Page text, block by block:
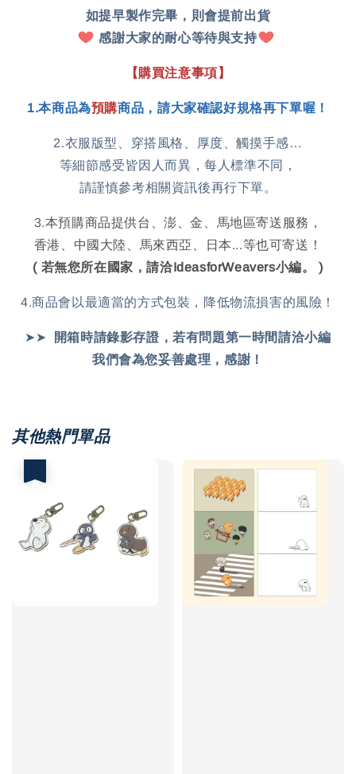
如提早製作完畢，則會提前出貨
感謝大家的耐心等待與支持
【購買注意事項】
1.本商品為預購商品 ， 請大家確認好規格再下單喔！
2.衣服版型、穿搭風格、厚度、觸摸手感…
等細節感受皆因人而異，每人標準不同，
請謹慎參考相關資訊後再行下單。
3.本預購商品提供台、澎、金、馬地區寄送服務，
香港、中國大陸、馬來西亞、日本...等也可寄送！
( 若無您所在國家，請洽IdeasforWeavers小編。 )
4.商品會以最適當的方式包裝，降低物流損害的風險！
➤➤ 開箱時請錄影存證，若有問題第一時間請洽小編
我們會為您妥善處理，感謝！
其他熱門單品